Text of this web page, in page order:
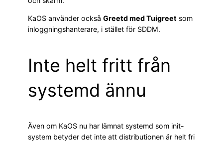
KaOS använder också Greetd med Tuigreet som
inloggningshanterare, i stället för SDDM.
Inte helt fritt från
systemd ännu
Även om KaOS nu har lämnat systemd som init-
system betyder det inte att distributionen är helt fri